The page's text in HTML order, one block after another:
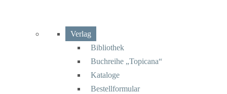
Verlag
Bibliothek
Buchreihe „Topicana“
Kataloge
Bestellformular